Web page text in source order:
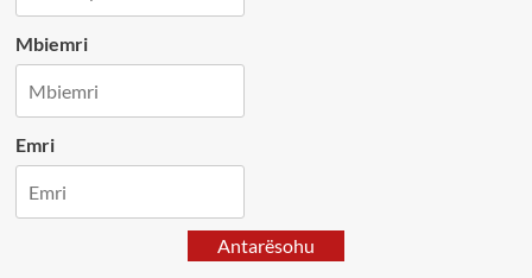
Mbiemri
Emri
Antarësohu